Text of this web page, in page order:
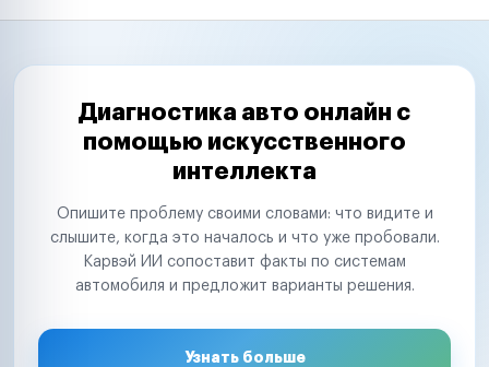
Диагностика авто онлайн с
помощью искусственного
интеллекта
Опишите проблему своими словами: что видите и
слышите, когда это началось и что уже пробовали.
Карвэй ИИ сопоставит факты по системам
автомобиля и предложит варианты решения.
Узнать больше